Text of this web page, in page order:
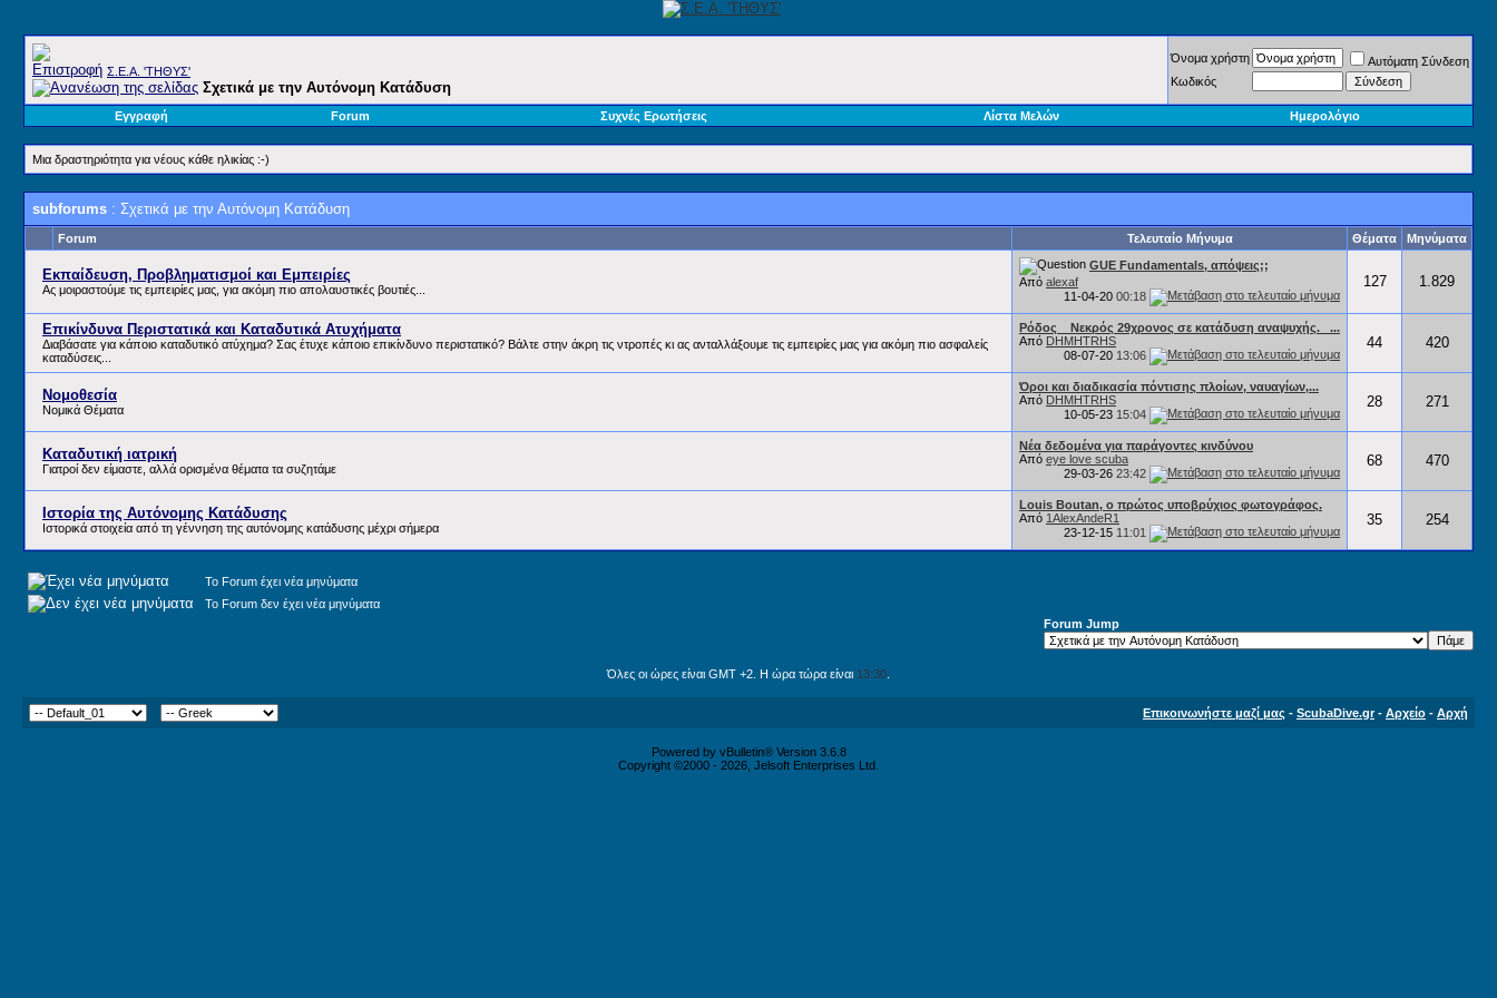
Σ.E.A. 'ΤΗΘΥΣ'
Σχετικά με την Αυτόνομη Κατάδυση
Όνομα χρήστη
Αυτόματη Σύνδεση
Κωδικός
Εγγραφή Forum Συχνές Ερωτήσεις Λίστα Μελών Ημερολόγιο
Μια δραστηριότητα για νέους κάθε ηλικίας :-)
subforums : Σχετικά με την Αυτόνομη Κατάδυση
Forum Τελευταίο Μήνυμα Θέματα Μηνύματα
Εκπαίδευση, Προβληματισμοί και Εμπειρίες
Ας μοιραστούμε τις εμπειρίες μας, για ακόμη πιο απολαυστικές βουτιές...
GUE Fundamentals, απόψεις;;
Από alexaf
11-04-20 00:18
127 1.829
Επικίνδυνα Περιστατικά και Καταδυτικά Ατυχήματα
Διαβάσατε για κάποιο καταδυτικό ατύχημα? Σας έτυχε κάποιο επικίνδυνο περιστατικό? Βάλτε στην άκρη τις ντροπές κι ας ανταλλάξουμε τις εμπειρίες μας για ακόμη πιο ασφαλείς
καταδύσεις...
Ρόδος _ Νεκρός 29χρονος σε κατάδυση αναψυχής. _...
Από DHMHTRHS
08-07-20 13:06
44 420
Νομοθεσία
Νομικά Θέματα
Όροι και διαδικασία πόντισης πλοίων, ναυαγίων,...
Από DHMHTRHS
10-05-23 15:04
28 271
Καταδυτική ιατρική
Γιατροί δεν είμαστε, αλλά ορισμένα θέματα τα συζητάμε
Νέα δεδομένα για παράγοντες κινδύνου
Από eye love scuba
29-03-26 23:42
68 470
Ιστορία της Αυτόνομης Κατάδυσης
Ιστορικά στοιχεία από τη γέννηση της αυτόνομης κατάδυσης μέχρι σήμερα
Louis Boutan, ο πρώτος υποβρύχιος φωτογράφος.
Από 1AlexAndeR1
23-12-15 11:01
35 254
Το Forum έχει νέα μηνύματα
Το Forum δεν έχει νέα μηνύματα
Forum Jump
Όλες οι ώρες είναι GMT +2. Η ώρα τώρα είναι 13:30
Επικοινωνήστε μαζί μας - ScubaDive.gr- Αρχείο - Αρχή
Powered by vBulletin® Version 3.6.8
Copyright ©2000 - 2026, Jelsoft Enterprises Ltd.